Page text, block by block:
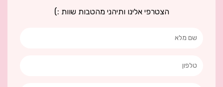
הצטרפי אלינו ותיהני מהטבות שוות :)